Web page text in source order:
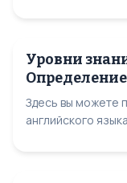
Уровни
Здесь вы можете
английского